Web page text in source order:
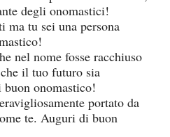
degli onomastici!
ma tu sei una persona
nel nome fosse racchiuso
il tuo futuro sia
onomastico!
portato da
te. Auguri di buon